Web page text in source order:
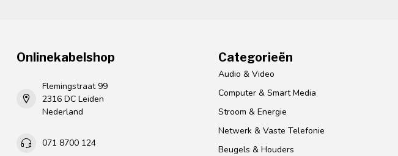
Onlinekabelshop
Flemingstraat 99
2316 DC Leiden
Nederland
071 8700 124
Categorieën
Audio & Video
Computer & Smart Media
Stroom & Energie
Netwerk & Vaste Telefonie
Beugels & Houders